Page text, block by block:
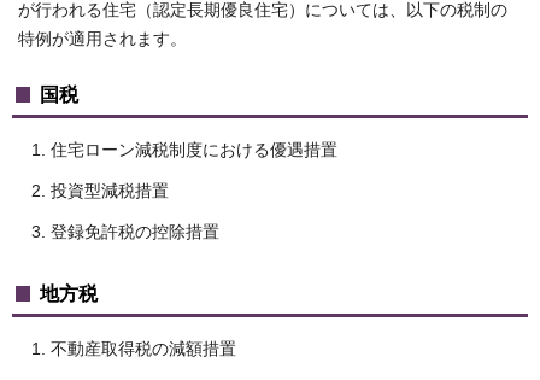
が行われる住宅（認定長期優良住宅）については、以下の税制の
特例が適用されます。
国税
住宅ローン減税制度における優遇措置
投資型減税措置
登録免許税の控除措置
地方税
不動産取得税の減額措置